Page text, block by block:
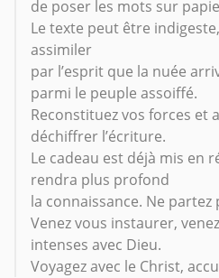
de poser les mots sur
Le texte peut être
assimiler
par l’esprit que la nuée
parmi le peuple assoiffé.
Reconstituez vos forces et
déchiffrer l’écriture.
Le cadeau est déjà mis en
rendra plus profond
la connaissance. Ne partez
Venez vous instaurer,
intenses avec Dieu.
Voyagez avec le Christ,